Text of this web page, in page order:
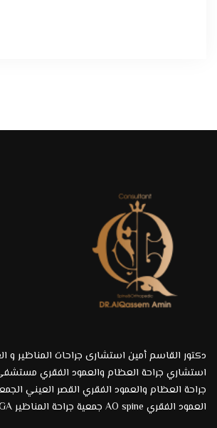
دكتور القاسم أمين استشارى جراحات المناظير و
استشاري جراحة العظام والعمود الفقري
جراحة العظام والعمود الفقري القصر العيني
العمود الفقري AO spine جمعية جراحة المناظير EGGA